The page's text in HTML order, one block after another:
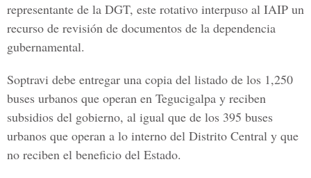
representante de la DGT, este rotativo interpuso al IAIP un
recurso de revisión de documentos de la dependencia
gubernamental.
Soptravi debe entregar una copia del listado de los 1,250
buses urbanos que operan en Tegucigalpa y reciben
subsidios del gobierno, al igual que de los 395 buses
urbanos que operan a lo interno del Distrito Central y que
no reciben el beneficio del Estado.